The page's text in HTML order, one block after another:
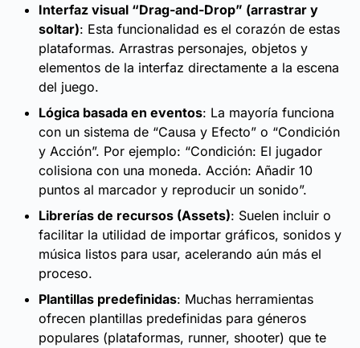
Interfaz visual “Drag-and-Drop” (arrastrar y
soltar): Esta funcionalidad es el corazón de estas
plataformas. Arrastras personajes, objetos y
elementos de la interfaz directamente a la escena
del juego.
Lógica basada en eventos: La mayoría funciona
con un sistema de “Causa y Efecto” o “Condición
y Acción”. Por ejemplo: “Condición: El jugador
colisiona con una moneda. Acción: Añadir 10
puntos al marcador y reproducir un sonido”.
Librerías de recursos (Assets): Suelen incluir o
facilitar la utilidad de importar gráficos, sonidos y
música listos para usar, acelerando aún más el
proceso.
Plantillas predefinidas: Muchas herramientas
ofrecen plantillas predefinidas para géneros
populares (plataformas, runner, shooter) que te